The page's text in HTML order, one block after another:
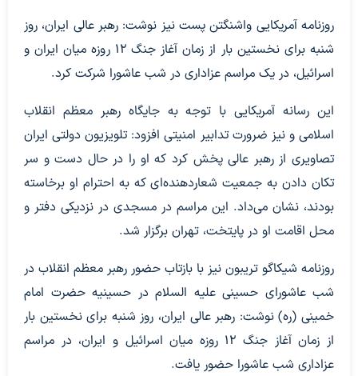
روزنامه آمریکایی واشنگتن پست نیز نوشت: رهبر عالی ایران، روز
شنبه برای نخستین بار از زمان آغاز جنگ ۱۲ روزه میان ایران و
اسرائیل، در یک مراسم عزاداری در شب عاشورا شرکت کرد.
این رسانه آمریکایی با توجه به جایگاه رهبر معظم انقلاب
اسلامی و نیز ضرورت تدابیر امنیتی افزود: تلویزیون دولتی ایران
تصاویری از رهبر عالی پخش کرد که او را در حال دست و سر
تکان دادن به جمعیت شعاردهنده‌ای که به احترام او برخاسته
بودند، نشان می‌داد. این مراسم در مسجدی در نزدیکی دفتر و
محل اقامت او در پایتخت، تهران برگزار شد.
روزنامه شیکاگو تریبون نیز با بازتاب حضور رهبر معظم انقلاب در
شب عاشورای حسینی علیه السلام در حسینیه حضرت امام
خمینی (ره) نوشت: رهبر عالی ایران، روز شنبه برای نخستین بار
از زمان آغاز جنگ ۱۲ روزه میان اسرائیل و ایران، در مراسم
عزاداری شب عاشورا حضور یافت.